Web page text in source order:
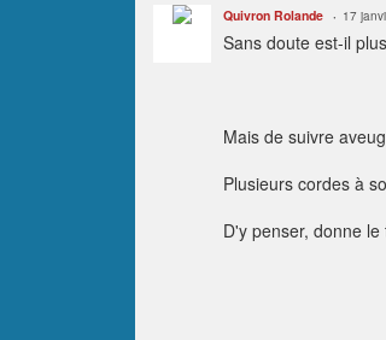
Quivron Rolande 17
Sans doute est-il
Mais de suivre
Plusieurs cordes à
D'y penser, donne